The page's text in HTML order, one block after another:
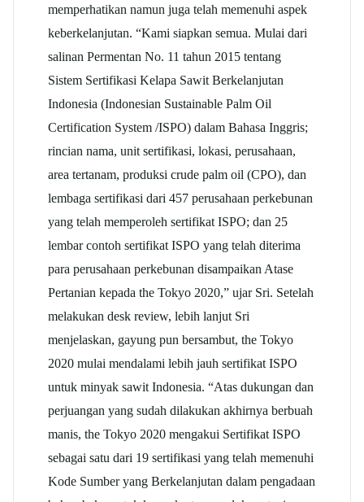
memperhatikan namun juga telah memenuhi aspek
keberkelanjutan. “Kami siapkan semua. Mulai dari
salinan Permentan No. 11 tahun 2015 tentang
Sistem Sertifikasi Kelapa Sawit Berkelanjutan
Indonesia (Indonesian Sustainable Palm Oil
Certification System /ISPO) dalam Bahasa Inggris;
rincian nama, unit sertifikasi, lokasi, perusahaan,
area tertanam, produksi crude palm oil (CPO), dan
lembaga sertifikasi dari 457 perusahaan perkebunan
yang telah memperoleh sertifikat ISPO; dan 25
lembar contoh sertifikat ISPO yang telah diterima
para perusahaan perkebunan disampaikan Atase
Pertanian kepada the Tokyo 2020,” ujar Sri. Setelah
melakukan desk review, lebih lanjut Sri
menjelaskan, gayung pun bersambut, the Tokyo
2020 mulai mendalami lebih jauh sertifikat ISPO
untuk minyak sawit Indonesia. “Atas dukungan dan
perjuangan yang sudah dilakukan akhirnya berbuah
manis, the Tokyo 2020 mengakui Sertifikat ISPO
sebagai satu dari 19 sertifikasi yang telah memenuhi
Kode Sumber yang Berkelanjutan dalam pengadaan